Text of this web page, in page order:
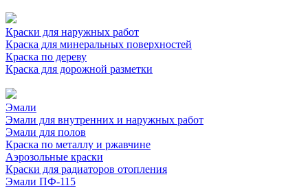
Краски для наружных работ
Краска для минеральных поверхностей
Краска по дереву
Краска для дорожной разметки
Эмали
Эмали для внутренних и наружных работ
Эмали для полов
Краска по металлу и ржавчине
Аэрозольные краски
Краски для радиаторов отопления
Эмали ПФ-115